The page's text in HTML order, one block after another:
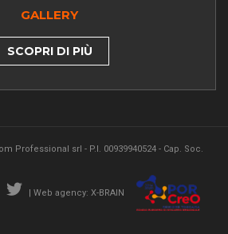
GALLERY
SCOPRI DI PIÙ
Professional srl - P.I. 00939940524 - Cap. Soc.
| Web agency: X-BRAIN